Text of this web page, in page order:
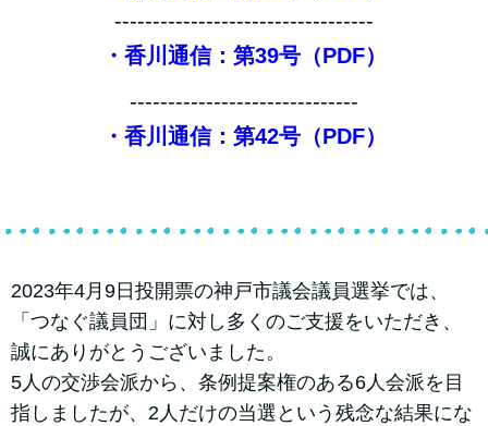
----------------------------------
・香川通信：第39号（PDF）
------------------------------
・香川通信：第42号（PDF）
2023年4月9日投開票の神戸市議会議員選挙では、
「つなぐ議員団」に対し多くのご支援をいただき、
誠にありがとうございました。
5人の交渉会派から、条例提案権のある6人会派を目
指しましたが、2人だけの当選という残念な結果にな